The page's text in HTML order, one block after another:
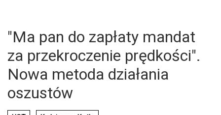
"Ma pan do zapłaty mandat
za przekroczenie prędkości".
Nowa metoda działania
oszustów